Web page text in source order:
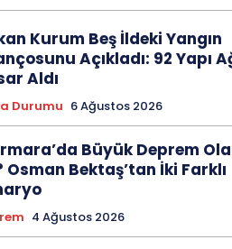
Kurum Beş İldeki Yangın
Açıkladı: 92 Yapı
Aldı
Durumu 6 Ağustos 2026
Büyük Deprem
Osman Bektaş’tan İki Farklı
4 Ağustos 2026